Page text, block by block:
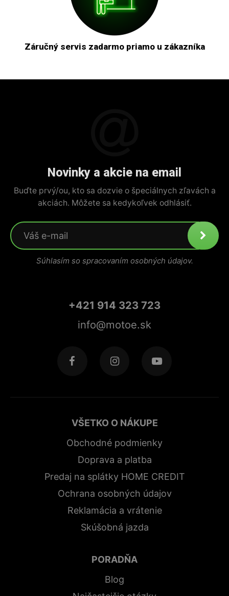
Záručný servis zadarmo priamo u zákazníka
Novinky a akcie na email
Buďte prvý/ou, kto sa dozvie o špeciálnych zľavách a
akciách. Môžete sa kedykoľvek odhlásiť.
Súhlasím so spracovaním osobných údajov.
+421 914 323 723
info@motoe.sk
VŠETKO O NÁKUPE
Obchodné podmienky
Doprava a platba
Predaj na splátky HOME CREDIT
Ochrana osobných údajov
Reklamácia a vrátenie
Skúšobná jazda
PORADŇA
Blog